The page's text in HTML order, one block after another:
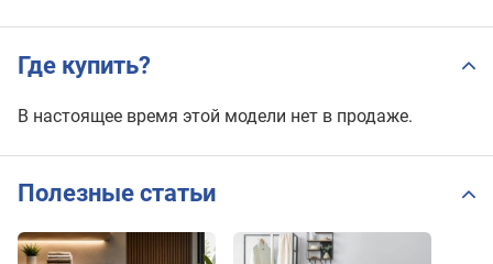
Где купить?
В настоящее время этой модели нет в продаже.
Полезные статьи